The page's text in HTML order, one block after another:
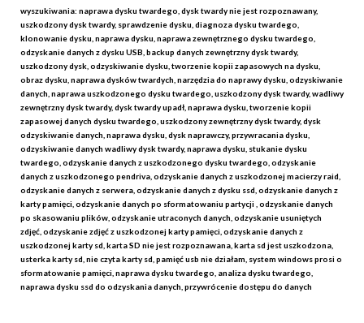
wyszukiwania: naprawa dysku twardego, dysk twardy nie jest rozpoznawany,
uszkodzony dysk twardy, sprawdzenie dysku, diagnoza dysku twardego,
klonowanie dysku, naprawa dysku, naprawa zewnętrznego dysku twardego,
odzyskanie danych z dysku USB, backup danych zewnętrzny dysk twardy,
uszkodzony dysk, odzyskiwanie dysku, tworzenie kopii zapasowych na dysku,
obraz dysku, naprawa dysków twardych, narzędzia do naprawy dysku, odzyskiwanie
danych, naprawa uszkodzonego dysku twardego, uszkodzony dysk twardy, wadliwy
zewnętrzny dysk twardy, dysk twardy upadł, naprawa dysku, tworzenie kopii
zapasowej danych dysku twardego, uszkodzony zewnętrzny dysk twardy, dysk
odzyskiwanie danych, naprawa dysku, dysk naprawczy, przywracania dysku,
odzyskiwanie danych wadliwy dysk twardy, naprawa dysku, stukanie dysku
twardego, odzyskanie danych z uszkodzonego dysku twardego, odzyskanie
danych z uszkodzonego pendriva, odzyskanie danych z uszkodzonej macierzy raid,
odzyskanie danych z serwera, odzyskanie danych z dysku ssd, odzyskanie danych z
karty pamięci, odzyskanie danych po sformatowaniu partycji , odzyskanie danych
po skasowaniu plików, odzyskanie utraconych danych, odzyskanie usuniętych
zdjęć, odzyskanie zdjęć z uszkodzonej karty pamięci, odzyskanie danych z
uszkodzonej karty sd, karta SD nie jest rozpoznawana, karta sd jest uszkodzona,
usterka karty sd, nie czyta karty sd, pamięć usb nie działam, system windows prosi o
sformatowanie pamięci, naprawa dysku twardego, analiza dysku twardego,
naprawa dysku ssd do odzyskania danych, przywrócenie dostępu do danych